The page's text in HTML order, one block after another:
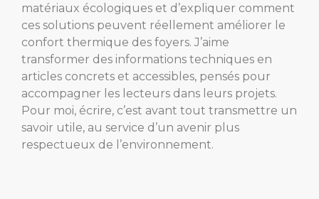
matériaux écologiques et d’expliquer comment
ces solutions peuvent réellement améliorer le
confort thermique des foyers. J’aime
transformer des informations techniques en
articles concrets et accessibles, pensés pour
accompagner les lecteurs dans leurs projets.
Pour moi, écrire, c’est avant tout transmettre un
savoir utile, au service d’un avenir plus
respectueux de l’environnement.